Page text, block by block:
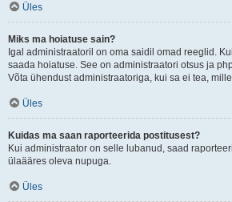
Üles
Miks ma hoiatuse sain?
Igal administraatoril on oma saidil omad reeglid.
saada hoiatuse. See on administraatori otsus ja
Võta ühendust administraatoriga, kui sa ei tea,
Üles
Kuidas ma saan raporteerida postitusest?
Kui administraator on selle lubanud, saad
ülaääres oleva nupuga.
Üles